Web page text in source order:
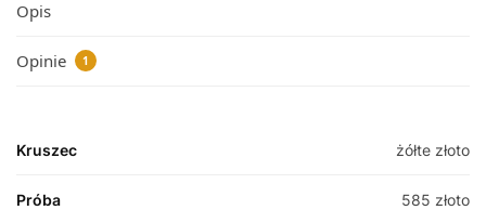
Opis
Opinie 1
Kruszec żółte złoto
Próba 585 złoto